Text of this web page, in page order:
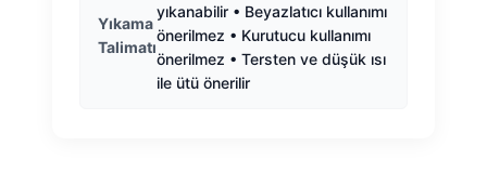
Yıkama
Talimatı
yıkanabilir • Beyazlatıcı kullanımı
önerilmez • Kurutucu kullanımı
önerilmez • Tersten ve düşük ısı
ile ütü önerilir